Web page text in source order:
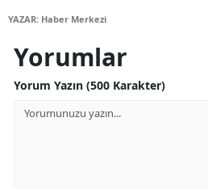
YAZAR: Haber Merkezi
Yorumlar
Yorum Yazın (500 Karakter)